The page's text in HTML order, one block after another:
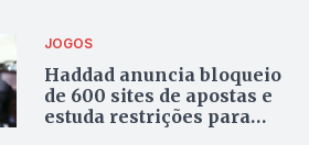
JOGOS
Haddad anuncia bloqueio
de 600 sites de apostas e
estuda restrições para